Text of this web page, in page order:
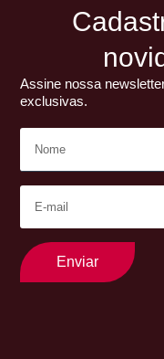
Assine nossa
exclusivas.
Enviar